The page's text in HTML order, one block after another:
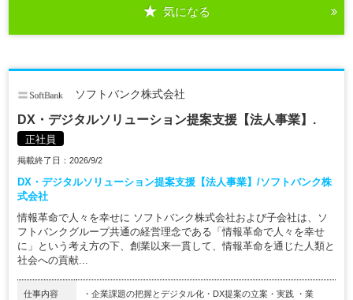
気になる
ソフトバンク株式会社
DX・デジタルソリューション提案支援【法人事業】.
正社員
掲載終了日：2026/9/2
DX・デジタルソリューション提案支援【法人事業】/ソフトバンク株
式会社
情報革命で人々を幸せに ソフトバンク株式会社および子会社は、ソ
フトバンクグループ共通の経営理念である「情報革命で人々を幸せ
に」という考え方の下、創業以来一貫して、情報革命を通じた人類と
社会への貢献...
仕事内容
・企業課題の把握とデジタル化・DX提案の立案・実践 ・業